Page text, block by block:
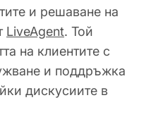
и решаване на
LiveAgent. Той
на клиентите с
и поддръжка
дискусиите в